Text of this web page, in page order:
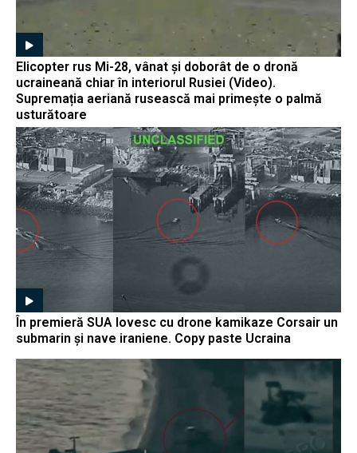
Elicopter rus Mi-28, vânat și doborât de o dronă
ucraineană chiar în interiorul Rusiei (Video).
Supremația aeriană rusească mai primește o palmă
usturătoare
În premieră SUA lovesc cu drone kamikaze Corsair un
submarin și nave iraniene. Copy paste Ucraina